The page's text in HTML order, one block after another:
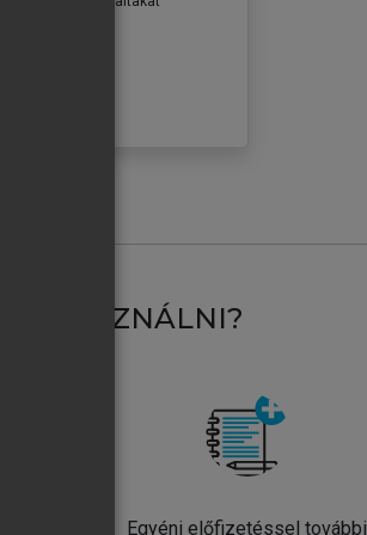
HASZNÁLNI?
Egyéni előfizetéssel további